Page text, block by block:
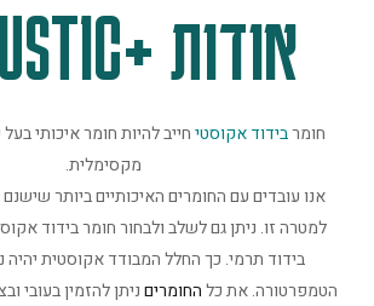
אודות +ACOUSTIC
חומרבידוד אקוסטיחייב להיות חומר איכותי
מקסימלית.
אנו עובדים עם החומרים האיכותיים ביותר
למטרה זו. ניתן גם לשלב ולבחור חומר בידוד
בידוד תרמי. כך החלל המבודד אקוסטית יהיה
הטמפרטורה. את כלהחומריםניתן להזמין בעובי